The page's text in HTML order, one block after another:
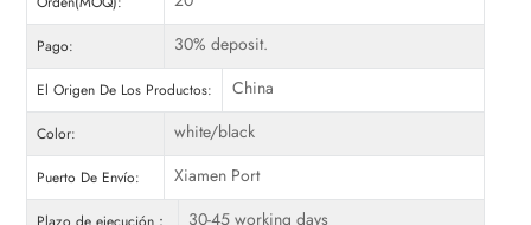
Pago: 30% deposit.
El Origen De Los Productos: China
Color: white/black
Puerto De Envío: Xiamen Port
30-45 working days